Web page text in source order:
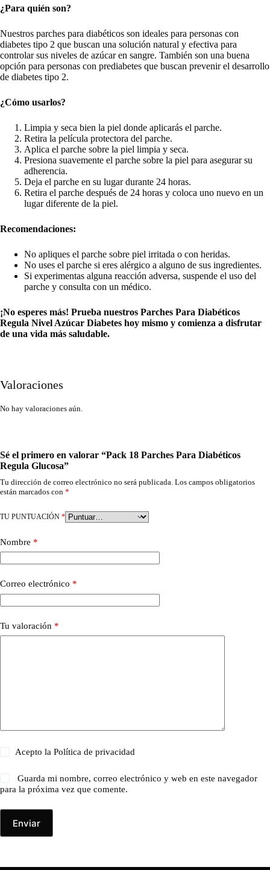
¿Para quién son?
Nuestros parches para diabéticos son ideales para personas con
diabetes tipo 2 que buscan una solución natural y efectiva para
controlar sus niveles de azúcar en sangre. También son una buena
opción para personas con prediabetes que buscan prevenir el desarrollo
de diabetes tipo 2.
¿Cómo usarlos?
Limpia y seca bien la piel donde aplicarás el parche.
Retira la película protectora del parche.
Aplica el parche sobre la piel limpia y seca.
Presiona suavemente el parche sobre la piel para asegurar su
adherencia.
Deja el parche en su lugar durante 24 horas.
Retira el parche después de 24 horas y coloca uno nuevo en un
lugar diferente de la piel.
Recomendaciones:
No apliques el parche sobre piel irritada o con heridas.
No uses el parche si eres alérgico a alguno de sus ingredientes.
Si experimentas alguna reacción adversa, suspende el uso del
parche y consulta con un médico.
¡No esperes más! Prueba nuestros Parches Para Diabéticos
Regula Nivel Azúcar Diabetes hoy mismo y comienza a disfrutar
de una vida más saludable.
Valoraciones
No hay valoraciones aún.
Sé el primero en valorar “Pack 18 Parches Para Diabéticos
Regula Glucosa”
Tu dirección de correo electrónico no será publicada. Los campos obligatorios
están marcados con *
TU PUNTUACIÓN *
Nombre *
Correo electrónico *
Tu valoración *
Acepto laPolítica de privacidad
Guarda mi nombre, correo electrónico y web en este navegador
para la próxima vez que comente.
Enviar